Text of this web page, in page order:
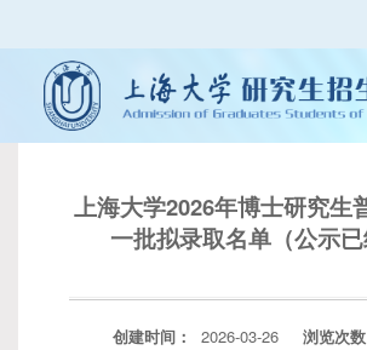
上海大学2026年博士研究生
一批拟录取名单（公示已
创建时间：2026-03-26 浏览次数